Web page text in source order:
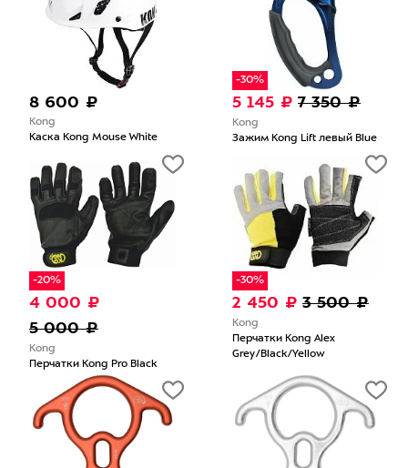
8 600 ₽
Kong
Каска Kong Mouse White
-30%
5 145 ₽ 7 350 ₽
Kong
Зажим Kong Lift левый Blue
-20%
4 000 ₽
5 000 ₽
Kong
Перчатки Kong Pro Black
-30%
2 450 ₽ 3 500 ₽
Kong
Перчатки Kong Alex
Grey/Black/Yellow